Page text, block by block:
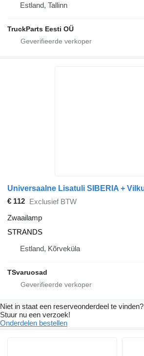
Estland, Tallinn
TruckParts Eesti OÜ
€ 112 Exclusief BTW
Zwaailamp
STRANDS
Estland, Kõrveküla
TSvaruosad
Niet in staat een reserveonderdeel te vinden?
Stuur nu een verzoek!
Onderdelen bestellen